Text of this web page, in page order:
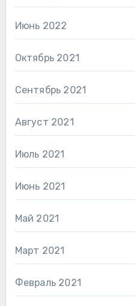
Июнь 2022
Октябрь 2021
Сентябрь 2021
Август 2021
Июль 2021
Июнь 2021
Май 2021
Март 2021
Февраль 2021